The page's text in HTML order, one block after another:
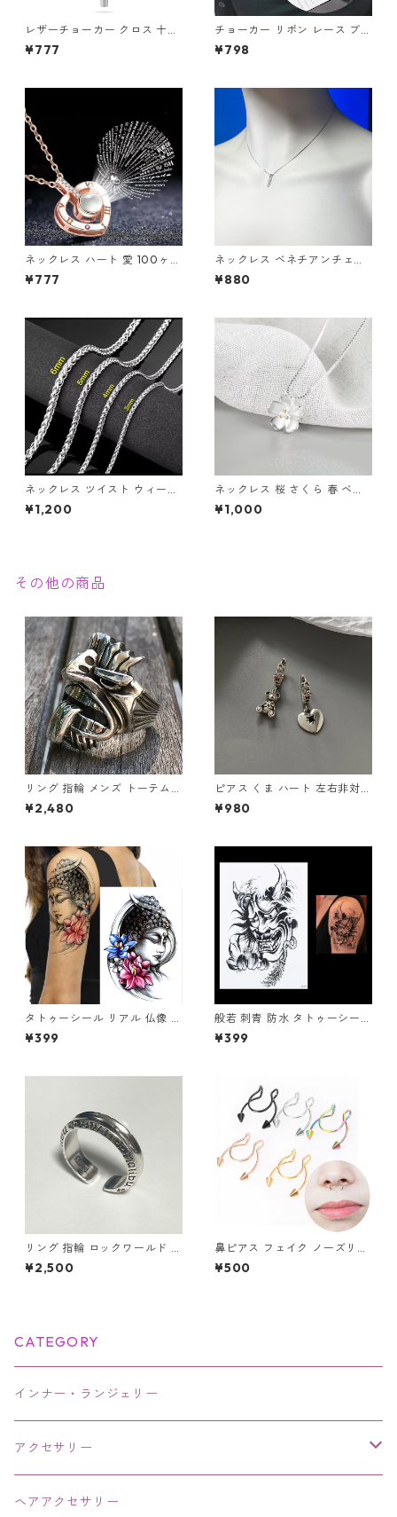
レザーチョーカー クロス 十字
架 チョーカー ロザリオ スタッ
ズ コスプレ 地雷系 シスター V
¥777
チョーカー リボン レース ブラ
ック ストーン アクセサリー コ
スプレ レディース
¥798
ネックレス ハート 愛 100ヶ国
言語の愛してる ジルコニア シ
ルバー プロジェクター
¥777
ネックレス ベネチアンチェー
ン ミニマル バーペンダント ラ
インストーン
¥880
ネックレス ツイスト ウィート
チェーン ロープ 編み込み シン
プル ステンレス シルバー メン
¥1,200
ネックレス 桜 さくら 春 ベネ
チアンチェーン シルバー サク
ラ チェリーブロッサム お花見
¥1,000
その他の商品
リング 指輪 メンズ トーテム
アミュレット お守り 316L ス
テンレス アクセサリー ヴィン
¥2,480
ピアス くま ハート 左右非対称
チャーム シルバー 地雷系 韓国
アシメ レディースアクセサリ
¥980
タトゥーシール リアル 仏像 ブ
ッダ 仏様 ほとけ 仏 蓮 蓮の花
仏教 入れ墨 刺青 ボディアート
¥399
般若 刺青 防水 タトゥーシール
モノクロ TATOO 鬼 蓮 ボディ
ーシール
¥399
リング 指輪 ロックワールド パ
ンク ロック レタリング 鏡面
ユニセックス
¥2,500
鼻ピアス フェイク ノーズリン
グ ボディピアス セプタム ステ
ンレス ノンホール 挟む フェイ
¥500
CATEGORY
インナー・ランジェリー
アクセサリー
ネックレス・チョーカー
ヘアアクセサリー